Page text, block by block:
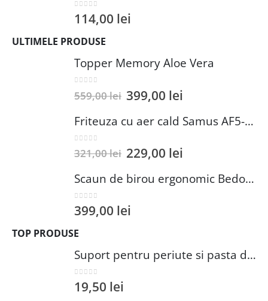
0out of 5
114,00 lei
ULTIMELE PRODUSE
Topper Memory Aloe Vera
559,00lei 399,00 lei
Friteuza cu aer cald Samus AF5-S1400DW
321,00lei 229,00 lei
Scaun de birou ergonomic Bedora Lotte, Mesh, Negru/Rosu
0out of 5
399,00 lei
TOP PRODUSE
Suport pentru periute si pasta de dinti Wenko Brasil Petrol 7.3 x 10.3 cm plastic verde inchis
0out of 5
19,50 lei